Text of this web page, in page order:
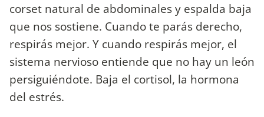
corset natural de abdominales y espalda baja
que nos sostiene. Cuando te parás derecho,
respirás mejor. Y cuando respirás mejor, el
sistema nervioso entiende que no hay un león
persiguiéndote. Baja el cortisol, la hormona
del estrés.